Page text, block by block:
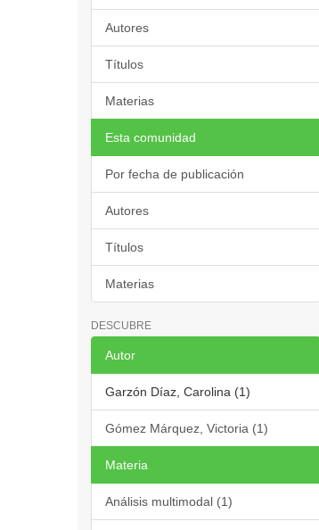
Autores
Títulos
Materias
Esta comunidad
Por fecha de publicación
Autores
Títulos
Materias
DESCUBRE
Autor
Garzón Díaz, Carolina (1)
Gómez Márquez, Victoria (1)
Materia
Análisis multimodal (1)